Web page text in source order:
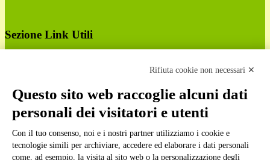
Sezione Link Utili
Ufficio Relazioni con il Pubblico
Dichiarazione di accessibilità
Obiettivi di accessibilità
Gestione consensi cookie
Amministrazione trasparente
Rifiuta cookie non necessari ✕
Questo sito web raccoglie alcuni dati
personali dei visitatori e utenti
Con il tuo consenso, noi e i nostri partner utilizziamo i cookie e
tecnologie simili per archiviare, accedere ed elaborare i dati personali
come, ad esempio, la visita al sito web o la personalizzazione degli